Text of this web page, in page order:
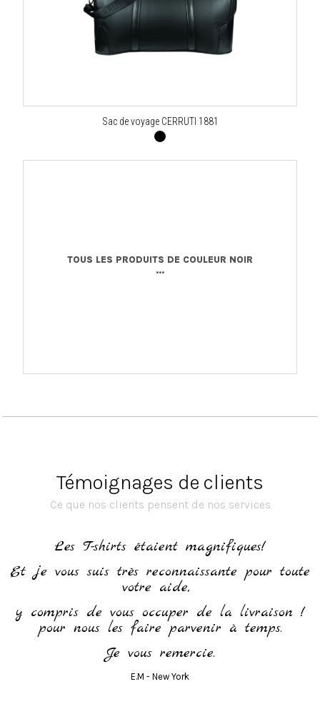
Sac de voyage CERRUTI 1881
TOUS LES PRODUITS DE COULEUR NOIR
...
Témoignages de clients
Ce que nos clients pensent de nos services
Les T-shirts étaient magnifiques!
Et je vous suis très reconnaissante pour toute
votre aide,
y compris de vous occuper de la livraison !
pour nous les faire parvenir à temps.
Je vous remercie.
E.M - New York